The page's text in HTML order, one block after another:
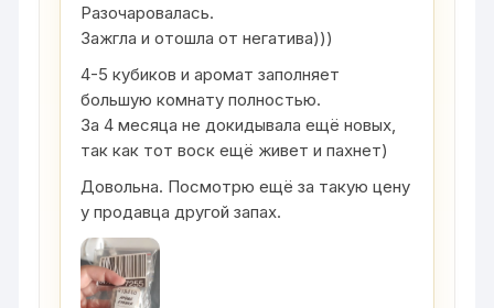
Разочаровалась.
Зажгла и отошла от негатива)))
4-5 кубиков и аромат заполняет
большую комнату полностью.
За 4 месяца не докидывала ещё новых,
так как тот воск ещё живет и пахнет)
Довольна. Посмотрю ещё за такую цену
у продавца другой запах.